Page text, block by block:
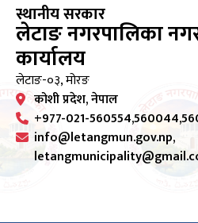
स्थानीय सरकार
लेटाङ नगरपालिका
कार्यालय
लेटाङ-०३, मोरङ
कोशी प्रदेश, नेपाल
+977-021-
info@letangmun.gov.np,